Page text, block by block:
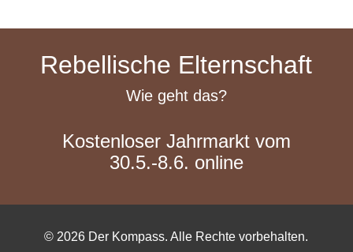
Rebellische Elternschaft
Wie geht das?
Kostenloser Jahrmarkt vom
30.5.-8.6. online
© 2026 Der Kompass. Alle Rechte vorbehalten.